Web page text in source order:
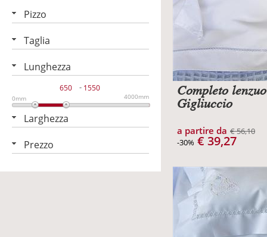
Pizzo
Taglia
Lunghezza
-
0mm 4000mm
Larghezza
Prezzo
Completo
Gigliuccio
a partire da € 56,10
-30% € 39,27